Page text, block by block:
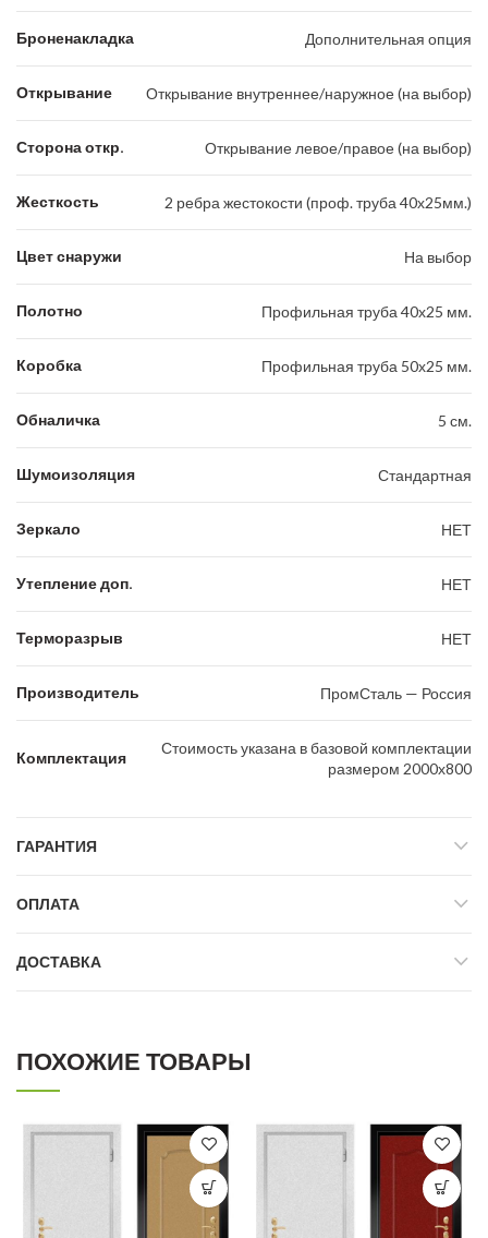
Броненакладка Дополнительная опция
Открывание Открывание внутреннее/наружное (на выбор)
Сторона откр. Открывание левое/правое (на выбор)
Жесткость 2 ребра жестокости (проф. труба 40х25мм.)
Цвет снаружи На выбор
Полотно Профильная труба 40х25 мм.
Коробка Профильная труба 50х25 мм.
Обналичка 5 см.
Шумоизоляция Стандартная
Зеркало НЕТ
Утепление доп. НЕТ
Терморазрыв НЕТ
Производитель ПромСталь — Россия
Комплектация
Стоимость указана в базовой комплектации
размером 2000х800
ГАРАНТИЯ
ОПЛАТА
ДОСТАВКА
ПОХОЖИЕ ТОВАРЫ